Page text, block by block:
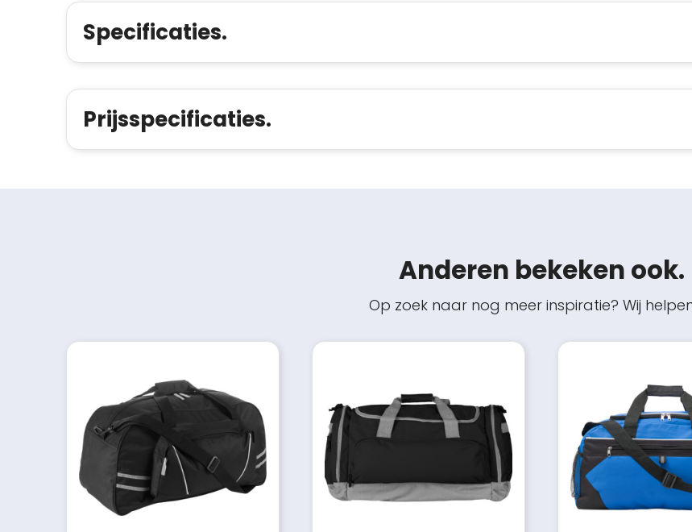
Specificaties.
Prijsspecificaties.
Anderen bekeken ook.
Op zoek naar nog meer inspiratie? Wij